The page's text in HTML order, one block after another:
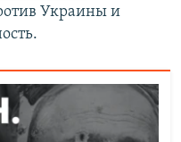
Украины и